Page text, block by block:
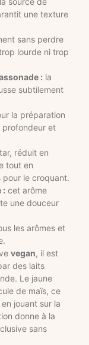
une texture
sans perdre
lourde ni trop
: la
subtilement
la préparation
profondeur et
réduit en
tout en
le croquant.
: cet arôme
une douceur
les arômes et
vegan, il est
des laits
Le jaune
de maïs, ce
jouant sur la
donne à la
sans